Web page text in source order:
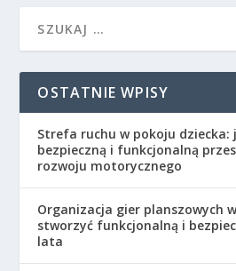
OSTATNIE WPISY
Strefa ruchu w pokoju
bezpieczną i funkcjonalną
rozwoju motorycznego
Organizacja gier planszowych
stworzyć funkcjonalną i
lata